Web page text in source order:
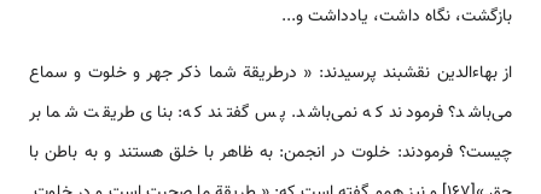
بازگشت، نگاه داشت، يادداشت و...
از بهاءالدین‌ نقشبند پرسیدند: « درطریقة‌ شما ذکر جهر و خلوت‌ و سماع‌
می‌باشد؟ فرمودند که‌ نمی‌باشد. پس‌ گفتند که: ‌بنای‌ طریقت‌ شما بر
چیست‌؟ فرمودند: خلوت‌ در انجمن:‌ به‌ ظاهر با خلق‌ هستند و به‌ باطن‌ با